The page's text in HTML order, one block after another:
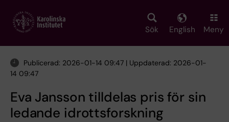
main
Sök English Meny
Publicerad: 2026-01-14 09:47 | Uppdaterad: 2026-01-
14 09:47
Eva Jansson tilldelas pris för sin
ledande idrottsforskning